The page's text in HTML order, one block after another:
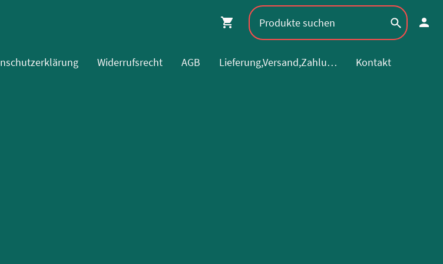
Widerrufsrecht AGB Lieferung,Versand,Zahlung
Kontakt